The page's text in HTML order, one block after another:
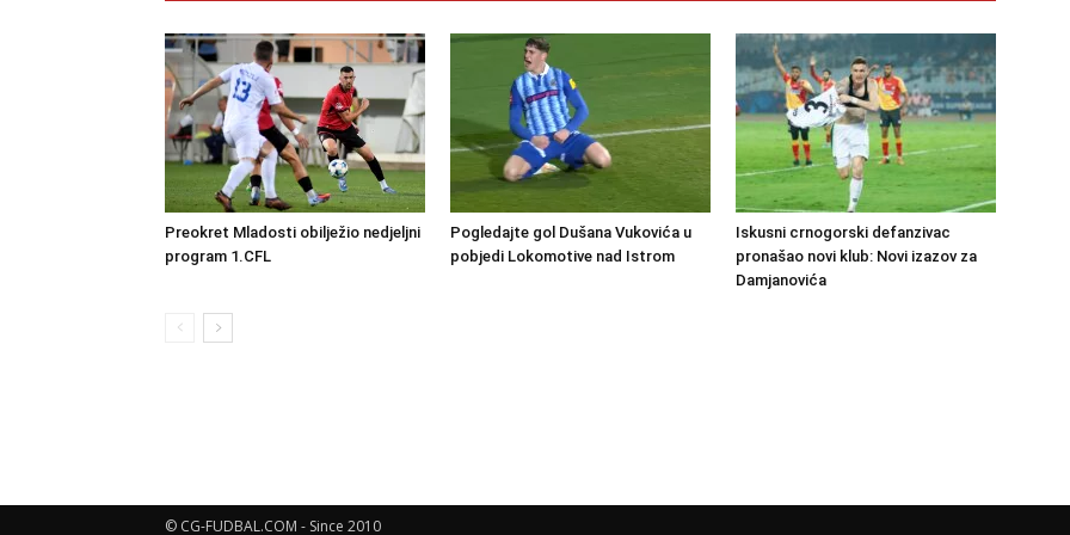
Preokret Mladosti obilježio nedjeljni
program 1.CFL
Pogledajte gol Dušana Vukovića u
pobjedi Lokomotive nad Istrom
Iskusni crnogorski defanzivac
pronašao novi klub: Novi izazov za
Damjanovića
© CG-FUDBAL.COM - Since 2010